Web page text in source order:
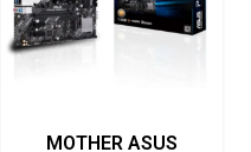
MOTHER ASUS